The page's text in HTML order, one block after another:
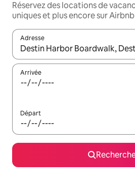
Réservez des locations de
uniques et plus encore sur Airbnb
Adresse
Lorsque les résultats s'affichent,
Arrivée
Départ